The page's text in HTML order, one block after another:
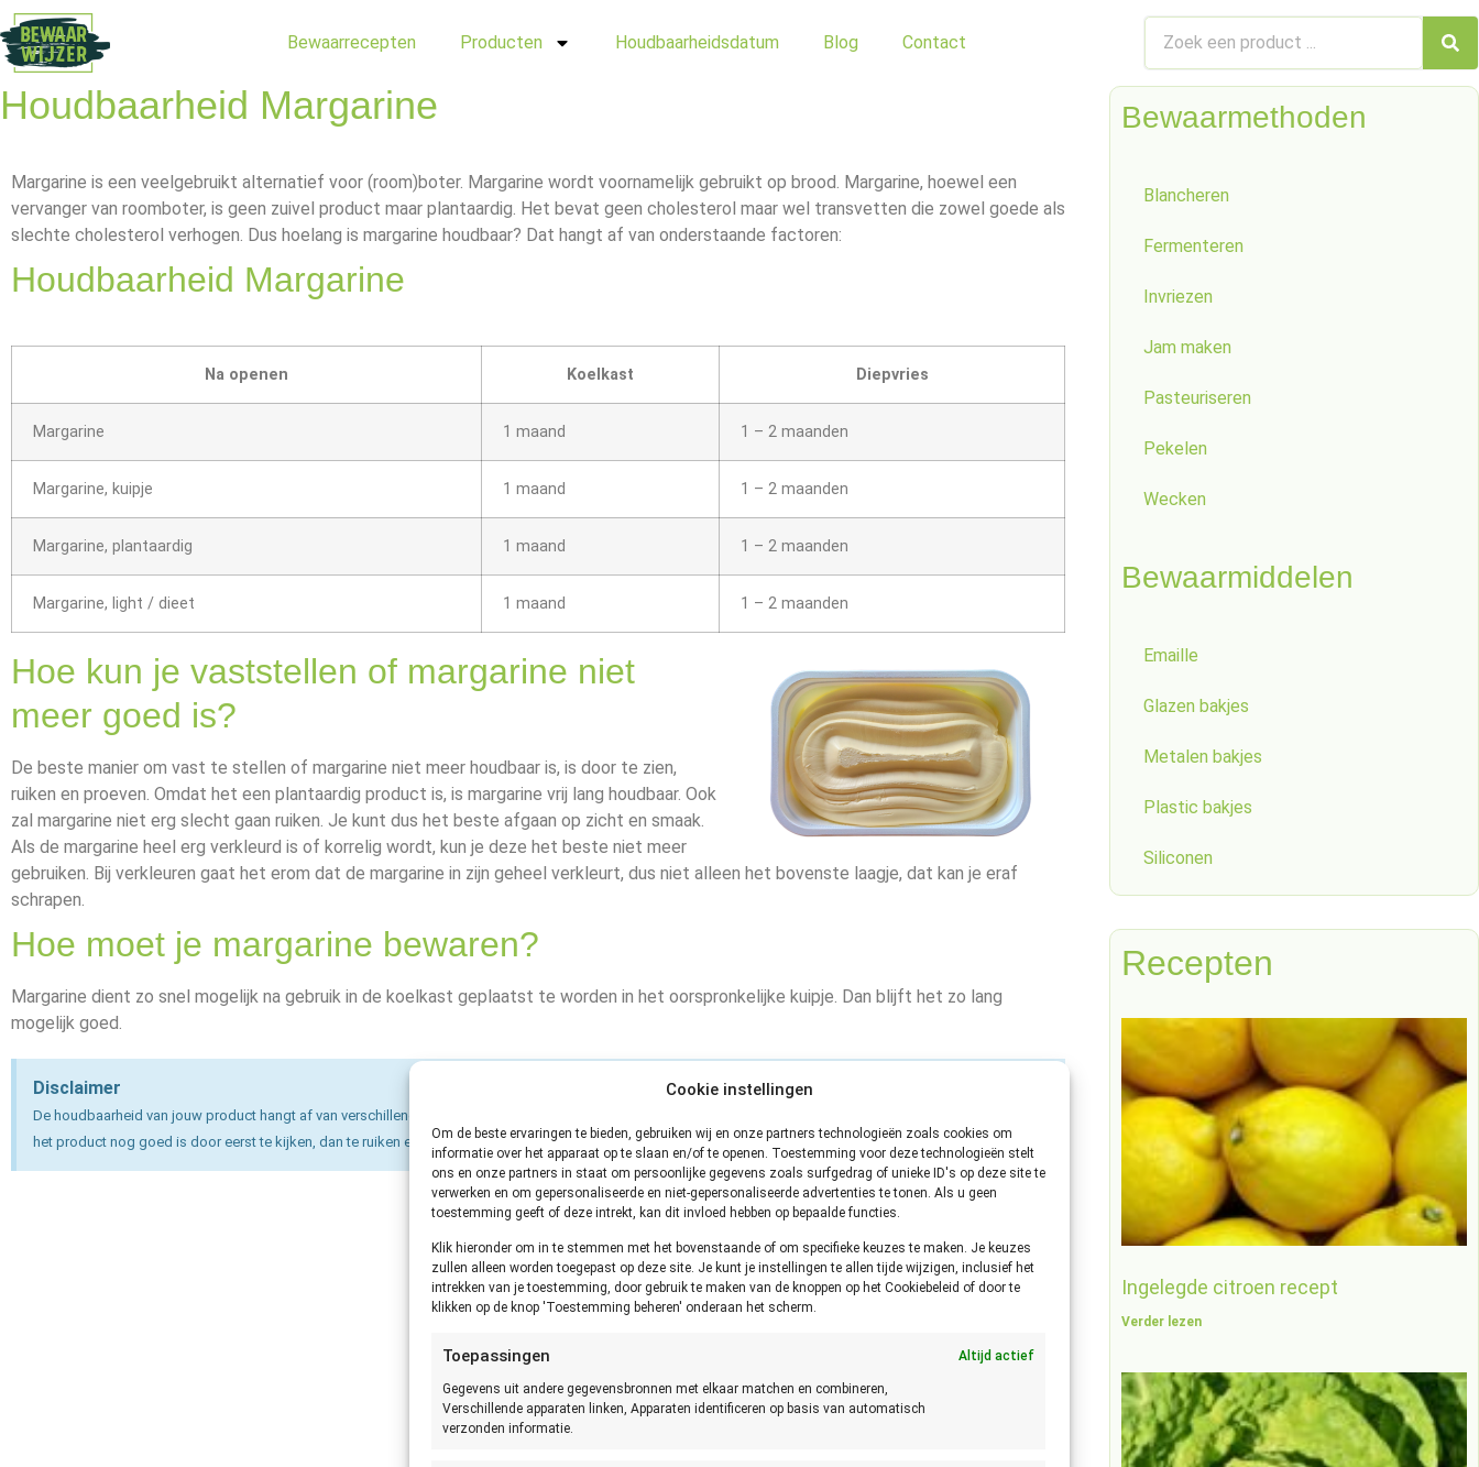
Cookie instellingen
Om de beste ervaringen te bieden, gebruiken wij en onze partners technologieën zoals cookies om
informatie over het apparaat op te slaan en/of te openen. Toestemming voor deze technologieën stelt
ons en onze partners in staat om persoonlijke gegevens zoals surfgedrag of unieke ID's op deze site te
verwerken en om gepersonaliseerde en niet-gepersonaliseerde advertenties te tonen. Als u geen
toestemming geeft of deze intrekt, kan dit invloed hebben op bepaalde functies.
Klik hieronder om in te stemmen met het bovenstaande of om specifieke keuzes te maken. Je keuzes
zullen alleen worden toegepast op deze site. Je kunt je instellingen te allen tijde wijzigen, inclusief het
intrekken van je toestemming, door gebruik te maken van de knoppen op het Cookiebeleid of door te
klikken op de knop 'Toestemming beheren' onderaan het scherm.
Toepassingen Altijd actief
Gegevens uit andere gegevensbronnen met elkaar matchen en combineren,
Verschillende apparaten linken, Apparaten identificeren op basis van automatisch
verzonden informatie.
Bewaarrecepten Producten Houdbaarheidsdatum Blog Contact
Houdbaarheid Margarine
Margarine is een veelgebruikt alternatief voor (room)boter. Margarine wordt voornamelijk gebruikt op brood. Margarine, hoewel een
vervanger van roomboter, is geen zuivel product maar plantaardig. Het bevat geen cholesterol maar wel transvetten die zowel goede als
slechte cholesterol verhogen. Dus hoelang is margarine houdbaar? Dat hangt af van onderstaande factoren:
Houdbaarheid Margarine
Na openen Koelkast Diepvries
Margarine 1 maand 1 – 2 maanden
Margarine, kuipje 1 maand 1 – 2 maanden
Margarine, plantaardig 1 maand 1 – 2 maanden
Margarine, light / dieet 1 maand 1 – 2 maanden
Hoe kun je vaststellen of margarine niet
meer goed is?
De beste manier om vast te stellen of margarine niet meer houdbaar is, is door te zien,
ruiken en proeven. Omdat het een plantaardig product is, is margarine vrij lang houdbaar. Ook
zal margarine niet erg slecht gaan ruiken. Je kunt dus het beste afgaan op zicht en smaak.
Als de margarine heel erg verkleurd is of korrelig wordt, kun je deze het beste niet meer
gebruiken. Bij verkleuren gaat het erom dat de margarine in zijn geheel verkleurt, dus niet alleen het bovenste laagje, dat kan je eraf
schrapen.
Hoe moet je margarine bewaren?
Margarine dient zo snel mogelijk na gebruik in de koelkast geplaatst te worden in het oorspronkelijke kuipje. Dan blijft het zo lang
mogelijk goed.
Disclaimer
De houdbaarheid van jouw product hangt af van verschillende factoren en kan daarom afwijken van de hier getoonde houdbaarheid! Stel daarom altijd vast of
het product nog goed is door eerst te kijken, dan te ruiken en dan pas te proeven. Bij twijfel altijd het product weggooien.
Bewaarmethoden
Blancheren
Fermenteren
Invriezen
Jam maken
Pasteuriseren
Pekelen
Wecken
Bewaarmiddelen
Emaille
Glazen bakjes
Metalen bakjes
Plastic bakjes
Siliconen
Recepten
Ingelegde citroen recept
Verder lezen